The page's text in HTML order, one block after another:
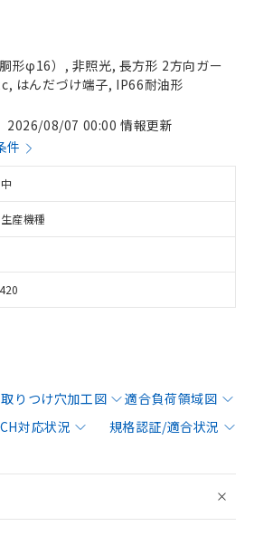
形φ16）, 非照光, 長方形 2方向ガー
はんだづけ端子, IP66耐油形
2026/08/07 00:00 情報更新
件
産機種
取りつけ穴加工図
適合負荷領域図
対応状況 規格認証/適合状況